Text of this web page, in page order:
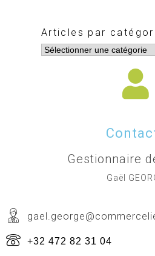
Articles par
Gestionnaire
Gaël
+32 472 82 31 04